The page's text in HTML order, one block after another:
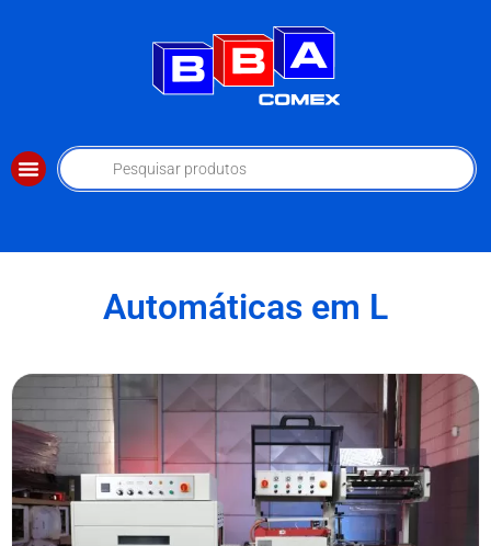
Automáticas em L